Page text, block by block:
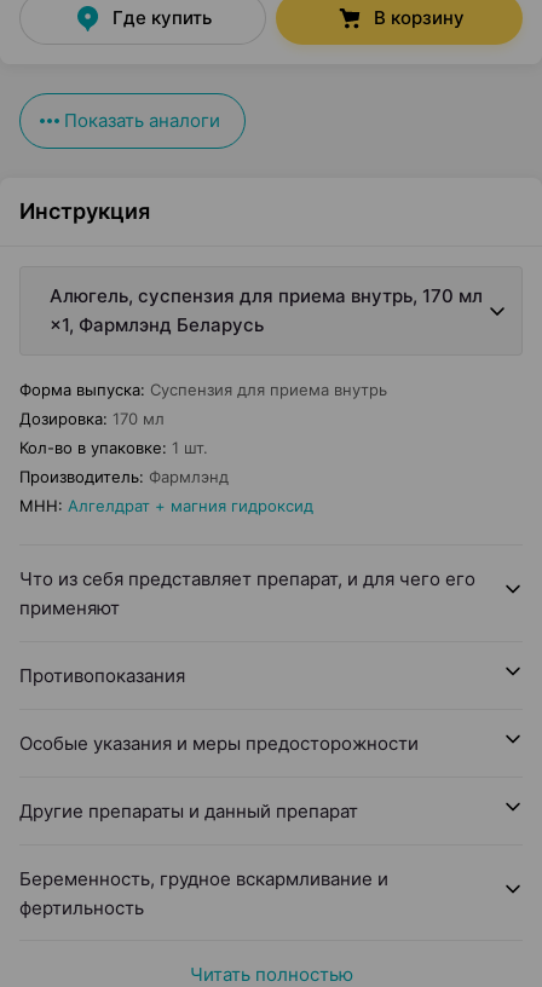
Где купить В корзину
Показать аналоги
Инструкция
Алюгель, суспензия для приема внутрь, 170 мл
×1, Фармлэнд Беларусь
Форма выпуска: Суспензия для приема внутрь
Дозировка: 170 мл
Кол-во в упаковке: 1 шт.
Производитель: Фармлэнд
МНН: Алгелдрат + магния гидроксид
Что из себя представляет препарат, и для чего его
применяют
Противопоказания
Особые указания и меры предосторожности
Другие препараты и данный препарат
Беременность, грудное вскармливание и
фертильность
Читать полностью